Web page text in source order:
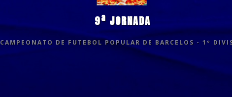
9ª JORNADA
CAMPEONATO DE FUTEBOL POPULAR DE BARCELOS - 1º